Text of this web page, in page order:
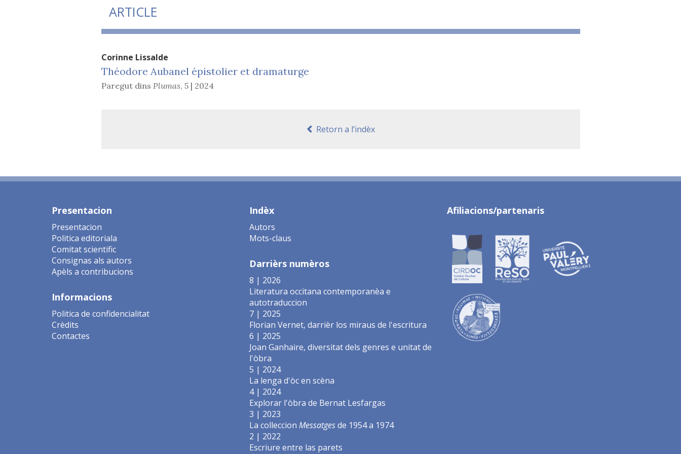
ARTICLE
Corinne Lissalde
Théodore Aubanel épistolier et dramaturge
Paregut dins Plumas, 5 | 2024
Retorn a l’indèx
Presentacion
Presentacion
Politica editoriala
Comitat scientific
Consignas als autors
Apèls a contribucions
Informacions
Politica de confidencialitat
Crèdits
Contactes
Indèx
Autors
Mots-claus
Darrièrs numèros
8 | 2026
Literatura occitana contemporanèa e
autotraduccion
7 | 2025
Florian Vernet, darrièr los miraus de l'escritura
6 | 2025
Joan Ganhaire, diversitat dels genres e unitat de
l'òbra
5 | 2024
La lenga d'òc en scèna
4 | 2024
Explorar l'òbra de Bernat Lesfargas
3 | 2023
La colleccion Messatgesde 1954 a 1974
2 | 2022
Escriure entre las parets
Afiliacions/partenaris